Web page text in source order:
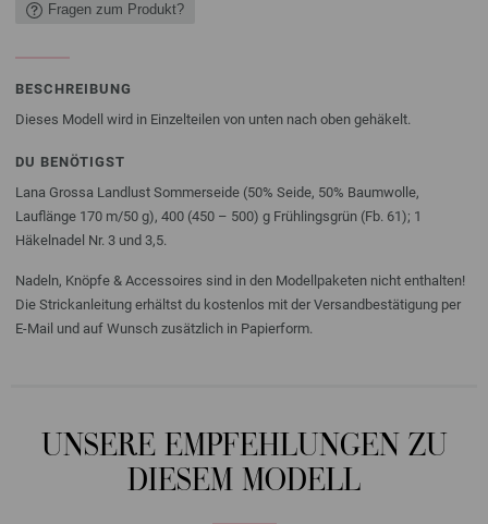
Fragen zum Produkt?
BESCHREIBUNG
Dieses Modell wird in Einzelteilen von unten nach oben gehäkelt.
DU BENÖTIGST
Lana Grossa Landlust Sommerseide (50% Seide, 50% Baumwolle,
Lauflänge 170 m/50 g), 400 (450 – 500) g Frühlingsgrün (Fb. 61); 1
Häkelnadel Nr. 3 und 3,5.
Nadeln, Knöpfe & Accessoires sind in den Modellpaketen nicht enthalten!
Die Strickanleitung erhältst du kostenlos mit der Versandbestätigung per
E-Mail und auf Wunsch zusätzlich in Papierform.
UNSERE EMPFEHLUNGEN ZU
DIESEM MODELL